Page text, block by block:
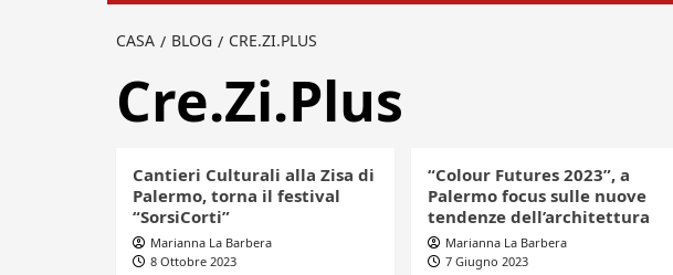
CASA BLOG CRE.ZI.PLUS
Cre.Zi.Plus
Cantieri Culturali alla Zisa di
Palermo, torna il festival
“SorsiCorti”
Marianna La Barbera
8 Ottobre 2023
“Colour Futures 2023”, a
Palermo focus sulle nuove
tendenze dell’architettura
Marianna La Barbera
7 Giugno 2023